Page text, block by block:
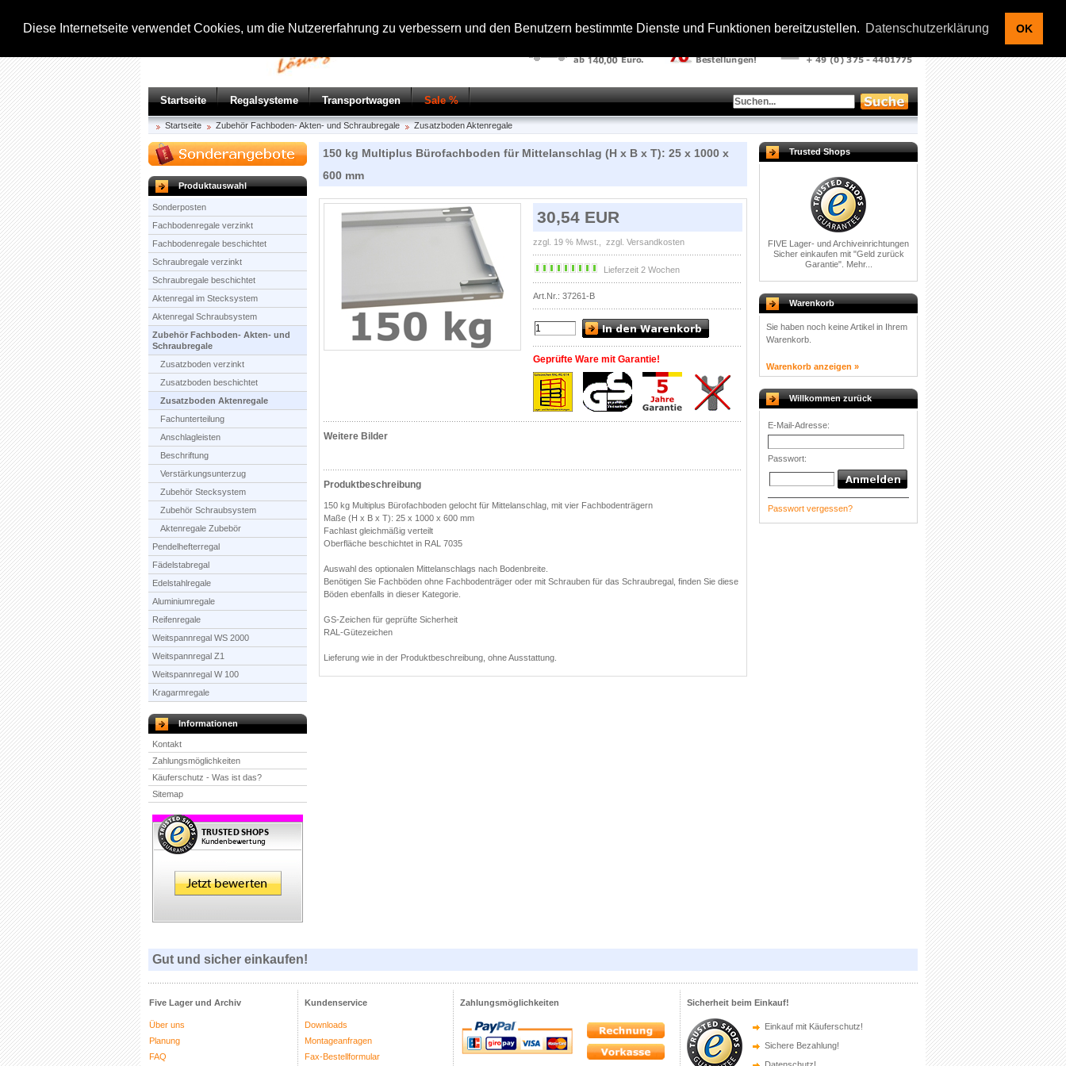
Diese Internetseite verwendet Cookies, um die Nutzererfahrung zu verbessern und den Benutzern bestimmte Dienste und Funktionen bereitzustellen. Datenschutzerklärung OK
Startseite Regalsysteme Transportwagen Sale %
Startseite Zubehör Fachboden- Akten- und Schraubregale Zusatzboden Aktenregale
Produktauswahl
Sonderposten
Fachbodenregale verzinkt
Fachbodenregale beschichtet
Schraubregale verzinkt
Schraubregale beschichtet
Aktenregal im Stecksystem
Aktenregal Schraubsystem
Zubehör Fachboden- Akten- und
Schraubregale
Zusatzboden verzinkt
Zusatzboden beschichtet
Zusatzboden Aktenregale
Fachunterteilung
Anschlagleisten
Beschriftung
Verstärkungsunterzug
Zubehör Stecksystem
Zubehör Schraubsystem
Aktenregale Zubebör
Pendelhefterregal
Fädelstabregal
Edelstahlregale
Aluminiumregale
Reifenregale
Weitspannregal WS 2000
Weitspannregal Z1
Weitspannregal W 100
Kragarmregale
Informationen
Kontakt
Zahlungsmöglichkeiten
Käuferschutz - Was ist das?
Sitemap
150 kg Multiplus Bürofachboden für Mittelanschlag (H x B x T): 25 x 1000 x
600 mm
30,54 EUR
zzgl. 19 % Mwst., zzgl. Versandkosten
Lieferzeit 2 Wochen
Art.Nr.: 37261-B
Geprüfte Ware mit Garantie!
Weitere Bilder
Produktbeschreibung
150 kg Multiplus Bürofachboden gelocht für Mittelanschlag, mit vier Fachbodenträgern
Maße (H x B x T): 25 x 1000 x 600 mm
Fachlast gleichmäßig verteilt
Oberfläche beschichtet in RAL 7035
Auswahl des optionalen Mittelanschlags nach Bodenbreite.
Benötigen Sie Fachböden ohne Fachbodenträger oder mit Schrauben für das Schraubregal, finden Sie diese
Böden ebenfalls in dieser Kategorie.
GS-Zeichen für geprüfte Sicherheit
RAL-Gütezeichen
Lieferung wie in der Produktbeschreibung, ohne Ausstattung.
Trusted Shops
FIVE Lager- und Archiveinrichtungen
Sicher einkaufen mit "Geld zurück
Garantie". Mehr...
Warenkorb
Sie haben noch keine Artikel in Ihrem
Warenkorb.
Warenkorb anzeigen »
Willkommen zurück
E-Mail-Adresse:
Passwort:
Passwort vergessen?
Gut und sicher einkaufen!
Five Lager und Archiv
Über uns
Planung
FAQ
Kundenservice
Downloads
Montageanfragen
Fax-Bestellformular
Zahlungsmöglichkeiten Sicherheit beim Einkauf!
Einkauf mit Käuferschutz!
Sichere Bezahlung!